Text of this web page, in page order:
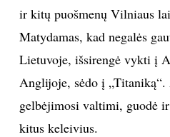
ir kitų puošmenų Vilniaus
Matydamas, kad negalės
Lietuvoje, išsirengė vykti į
Anglijoje, sėdo į „Titaniką“.
gelbėjimosi valtimi, guodė
kitus keleivius.